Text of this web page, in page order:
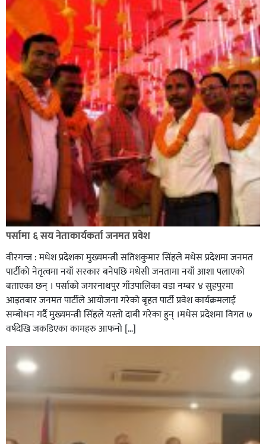
सिराहा-२ मा संजय यादव भिड्ने !
रक्तदान सेवामा जिल्लामै दोस्रो स्थान ल्याएकोमा जनमत नेताद्वय
रेडक्रस सिराहा द्वारा सम्मानित
सिराहाको औरहीमा जेन-जी भेला सम्पन्न
पर्सामा ६ सय नेताकार्यकर्ता जनमत प्रवेश
वीरगन्ज : मधेश प्रदेशका मुख्यमन्त्री सतिशकुमार सिंहले मधेस प्रदेशमा जनमत
पार्टीको नेतृत्वमा नयाँ सरकार बनेपछि मधेसी जनतामा नयाँ आशा पलाएको
बताएका छन् । पर्साको जगरनाथपुर गाँउपालिका वडा नम्बर ४ सुहपुरमा
आइतबार जनमत पार्टीले आयोजना गरेको बृहत पार्टी प्रवेश कार्यक्रमलाई
सम्बोधन गर्दै मुख्यमन्त्री सिंहले यस्तो दाबी गरेका हुन् ।मधेस प्रदेशमा विगत ७
वर्षदेखि जकडिएका कामहरु आफनो […]